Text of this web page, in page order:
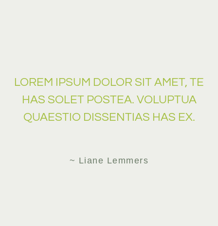
LOREM IPSUM DOLOR SIT AMET, TE
HAS SOLET POSTEA. VOLUPTUA
QUAESTIO DISSENTIAS HAS EX.
~ Liane Lemmers